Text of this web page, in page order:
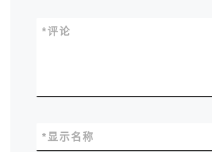
评论
*
显示名称
*